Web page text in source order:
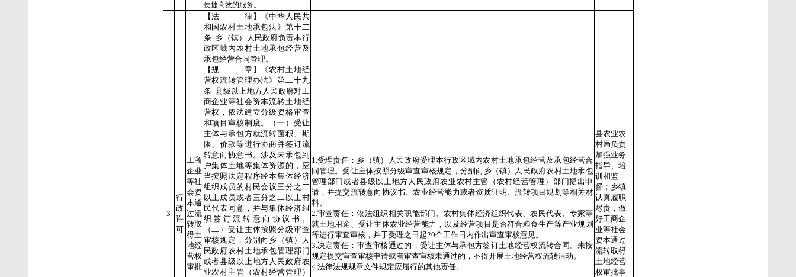
便捷高效的服务。
3
行
政
许
可
工商
企业
等社
会资
本通
过流
转取
得土
地经
营权
审批
【法 律】《中华人民共
和国农村土地承包法》第十二
条 乡（镇）人民政府负责本行
政区域内农村土地承包经营及
承包经营合同管理。
【规 章】《农村土地经
营权流转管理办法》第二十九
条 县级以上地方人民政府对工
商企业等社会资本流转土地经
营权，依法建立分级资格审查
和项目审核制度。（一）受让
主体与承包方就流转面积、期
限、价款等进行协商并签订流
转意向协意书。涉及未承包到
户集体土地等集体资源的，应
当按照法定程序经本集体经济
组织成员的村民会议三分之二
以上成员或者三分之二以上村
民代表同意，并与集体经济组
织签订流转意向协议书。
（二）受让主体按照分级审查
审核规定，分别向乡（镇）人
民政府农村土地承包管理部门
或者县级以上地方人民政府农
业农村主管（农村经营管理）
1.受理责任：乡（镇）人民政府受理本行政区域内农村土地承包经营及承包经营合
同管理。受让主体按照分级审查审核规定，分别向乡（镇）人民政府农村土地承包
管理部门或者县级以上地方人民政府农业农村主管（农村经营管理）部门提出申
请，并提交流转意向协议书、农业经营能力或者资质证明、流转项目规划等相关材
料。
2.审查责任：依法组织相关职能部门、农村集体经济组织代表、农民代表、专家等
就土地用途、受让主体农业经营能力，以及经营项目是否符合粮食生产等产业规划
等进行审查审核，并于受理之日起20个工作日内作出审查审核意见。
3.决定责任：审查审核通过的，受让主体与承包方签订土地经营权流转合同。未按
规定提交审查审核申请或者审查审核未通过的，不得开展土地经营权流转活动。
4.法律法规规章文件规定应履行的其他责任。
县农业农
村局负责
加强业务
指导、培
训和监
督；乡镇
认真履职
尽责，做
好工商企
业等社会
资本通过
流转取得
土地经营
权审批事